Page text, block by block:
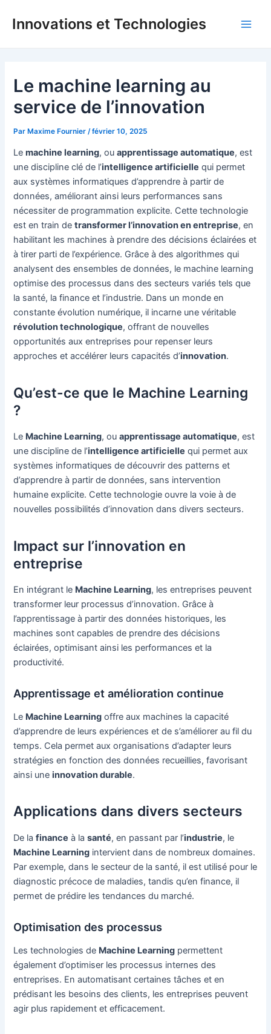
Innovations et Technologies
Le machine learning au
service de l’innovation
ParMaxime Fournier /février 10, 2025
Lemachine learning, ouapprentissage automatique, est
une discipline clé de l’intelligence artificielle qui permet
aux systèmes informatiques d’apprendre à partir de
données, améliorant ainsi leurs performances sans
nécessiter de programmation explicite. Cette technologie
est en train detransformer l’innovation en entreprise, en
habilitant les machines à prendre des décisions éclairées et
à tirer parti de l’expérience. Grâce à des algorithmes qui
analysent des ensembles de données, le machine learning
optimise des processus dans des secteurs variés tels que
la santé, la finance et l’industrie. Dans un monde en
constante évolution numérique, il incarne une véritable
révolution technologique, offrant de nouvelles
opportunités aux entreprises pour repenser leurs
approches et accélérer leurs capacités d’innovation.
Qu’est-ce que le Machine Learning
?
Le Machine Learning, ouapprentissage automatique, est
une discipline de l’intelligence artificielle qui permet aux
systèmes informatiques de découvrir des patterns et
d’apprendre à partir de données, sans intervention
humaine explicite. Cette technologie ouvre la voie à de
nouvelles possibilités d’innovation dans divers secteurs.
Impact sur l’innovation en
entreprise
En intégrant le Machine Learning, les entreprises peuvent
transformer leur processus d’innovation. Grâce à
l’apprentissage à partir des données historiques, les
machines sont capables de prendre des décisions
éclairées, optimisant ainsi les performances et la
productivité.
Apprentissage et amélioration continue
Le Machine Learning offre aux machines la capacité
d’apprendre de leurs expériences et de s’améliorer au fil du
temps. Cela permet aux organisations d’adapter leurs
stratégies en fonction des données recueillies, favorisant
ainsi uneinnovation durable.
Applications dans divers secteurs
De lafinance à lasanté, en passant par l’industrie, le
Machine Learning intervient dans de nombreux domaines.
Par exemple, dans le secteur de la santé, il est utilisé pour le
diagnostic précoce de maladies, tandis qu’en finance, il
permet de prédire les tendances du marché.
Optimisation des processus
Les technologies de Machine Learning permettent
également d’optimiser les processus internes des
entreprises. En automatisant certaines tâches et en
prédisant les besoins des clients, les entreprises peuvent
agir plus rapidement et efficacement.